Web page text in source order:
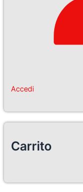
Accedi
Carrito